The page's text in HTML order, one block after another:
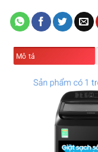
Mô tả